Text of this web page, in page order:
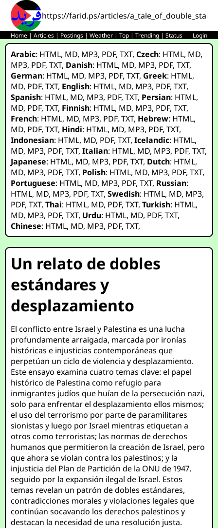
https://farid.ps/articles/
Home |Articles | Postings |Weather |Top |Trending |Status Login
Arabic: HTML, MD, MP3, PDF,TXT,Czech: HTML, MD,
MP3, PDF,TXT, Danish: HTML, MD, MP3, PDF,TXT,
German: HTML, MD, MP3, PDF,TXT, Greek: HTML,
MD, PDF,TXT, English: HTML, MD, MP3, PDF,TXT,
Spanish: HTML, MD, MP3, PDF,TXT, Persian: HTML,
MD, PDF,TXT, Finnish: HTML, MD, MP3, PDF,TXT,
French: HTML, MD, MP3, PDF,TXT, Hebrew: HTML,
MD, PDF,TXT, Hindi: HTML, MD, MP3, PDF,TXT,
Indonesian: HTML, MD, PDF,TXT,Icelandic: HTML,
MD, MP3, PDF,TXT,Italian: HTML, MD, MP3, PDF,TXT,
Japanese: HTML, MD, MP3, PDF,TXT, Dutch: HTML,
MD, MP3, PDF,TXT, Polish: HTML, MD, MP3, PDF,TXT,
Portuguese: HTML, MD, MP3, PDF,TXT, Russian:
HTML, MD, MP3, PDF,TXT,Swedish: HTML, MD, MP3,
PDF,TXT,Thai: HTML, MD, PDF,TXT,Turkish: HTML,
MD, MP3, PDF,TXT, Urdu: HTML, MD, PDF,TXT,
Chinese: HTML, MD, MP3, PDF,TXT,
Un relato de dobles
estándares y
desplazamiento
El conflicto entre Israel y Palestina es una lucha
profundamente arraigada, marcada por ironías
históricas e injusticias contemporáneas que
perpetúan un ciclo de violencia y desplazamiento.
Este ensayo examina cuatro temas clave: el papel
histórico de Palestina como refugio para
inmigrantes judíos que huían de la persecución nazi,
solo para enfrentar el desplazamiento ellos mismos;
el uso del terrorismo por parte de paramilitares
sionistas y luego por Israel mientras etiquetan a
otros como terroristas; las normas de derechos
humanos que permitieron la creación de Israel, pero
que ahora se violan contra los palestinos; y la
injusticia del Plan de Partición de la ONU de 1947,
seguido por la expansión ilegal de Israel. Estos
temas revelan un patrón de dobles estándares,
contradicciones morales y violaciones legales que
continúan socavando los derechos palestinos y
destacan la necesidad de una resolución justa.